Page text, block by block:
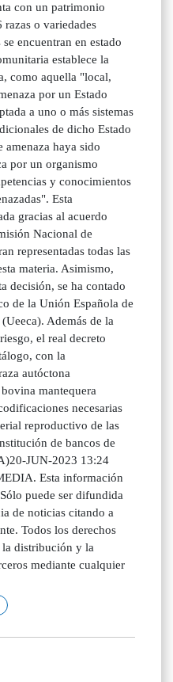
con un patrimonio
o variedades
encuentran en estado
establece la
como aquella "local,
por un Estado
a uno o más sistemas
de dicho Estado
haya sido
por un organismo
y conocimientos
Esta
gracias al acuerdo
Nacional de
representadas todas las
materia. Asimismo,
decisión, se ha contado
de la Unión Española de
Además de la
el real decreto
con la
autóctona
mantequera
necesarias
reproductivo de las
de bancos de
JUN-2023 13:24
Esta información
puede ser difundida
de noticias citando a
Todos los derechos
la distribución y la
mediante cualquier